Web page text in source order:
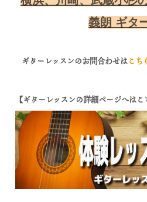
義朗 ギタ
ギターレッスンのお問合わせはこち
【ギターレッスンの詳細ページへはこ